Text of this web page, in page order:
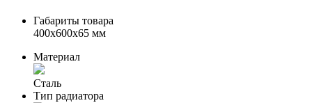
Габариты товара
400x600x65 мм
Материал
Сталь
Тип радиатора